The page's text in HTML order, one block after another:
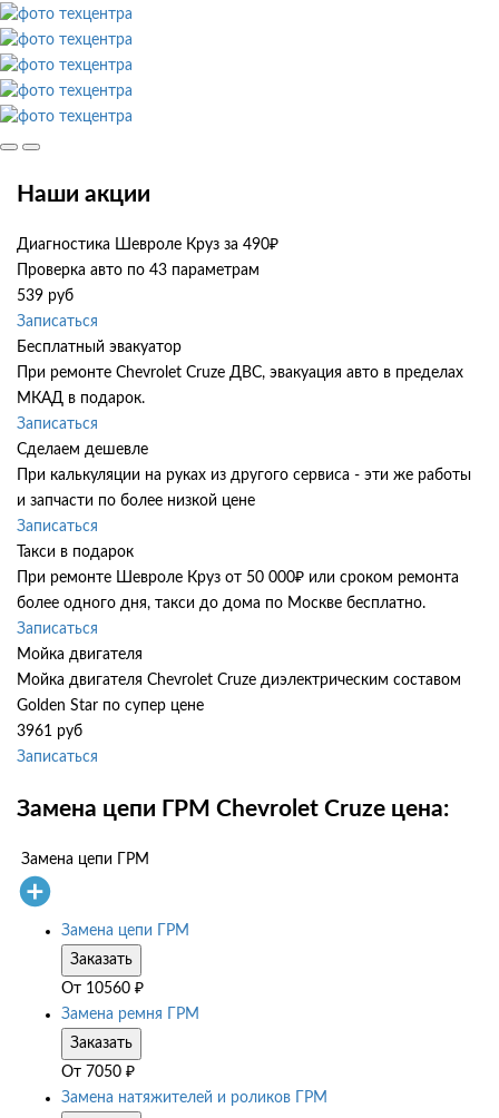
Наши акции
Диагностика Шевроле Круз за 490₽
Проверка авто по 43 параметрам
539 руб
Записаться
Бесплатный эвакуатор
При ремонте Chevrolet Cruze ДВС, эвакуация авто в пределах
МКАД в подарок.
Записаться
Сделаем дешевле
При калькуляции на руках из другого сервиса - эти же работы
и запчасти по более низкой цене
Записаться
Такси в подарок
При ремонте Шевроле Круз от 50 000₽ или сроком ремонта
более одного дня, такси до дома по Москве бесплатно.
Записаться
Мойка двигателя
Мойка двигателя Chevrolet Cruze диэлектрическим составом
Golden Star по супер цене
3961 руб
Записаться
Замена цепи ГРМ Chevrolet Cruze цена:
Замена цепи ГРМ
Замена цепи ГРМ
Заказать
От 10560 ₽
Замена ремня ГРМ
Заказать
От 7050 ₽
Замена натяжителей и роликов ГРМ